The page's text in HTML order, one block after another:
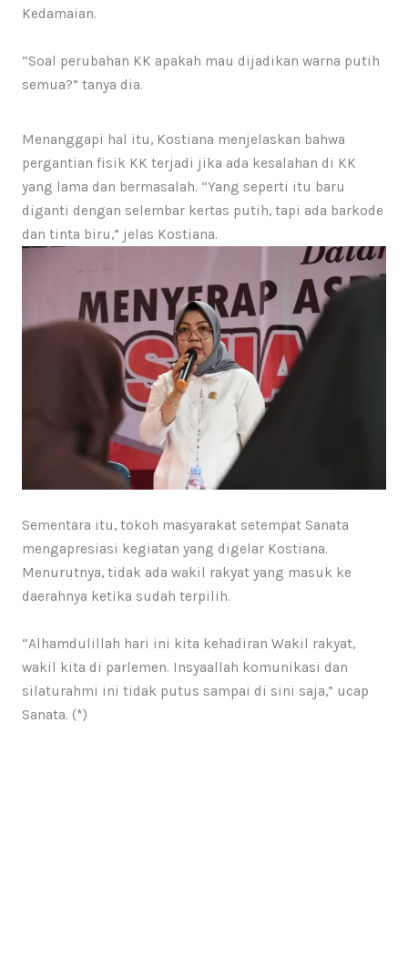
Kedamaian.
“Soal perubahan KK apakah mau dijadikan warna putih
semua?” tanya dia.
Menanggapi hal itu, Kostiana menjelaskan bahwa
pergantian fisik KK terjadi jika ada kesalahan di KK
yang lama dan bermasalah. “Yang seperti itu baru
diganti dengan selembar kertas putih, tapi ada barkode
dan tinta biru,” jelas Kostiana.
Sementara itu, tokoh masyarakat setempat Sanata
mengapresiasi kegiatan yang digelar Kostiana.
Menurutnya, tidak ada wakil rakyat yang masuk ke
daerahnya ketika sudah terpilih.
“Alhamdulillah hari ini kita kehadiran Wakil rakyat,
wakil kita di parlemen. Insyaallah komunikasi dan
silaturahmi ini tidak putus sampai di sini saja,” ucap
Sanata. (*)